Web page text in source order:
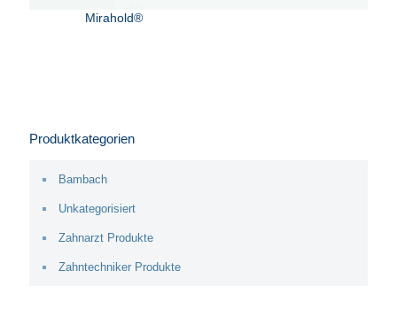
Mirahold®
Produktkategorien
Bambach
Unkategorisiert
Zahnarzt Produkte
Zahntechniker Produkte